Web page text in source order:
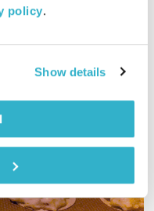
policy.
Show details
הפעם, האפיפיור מפסיד